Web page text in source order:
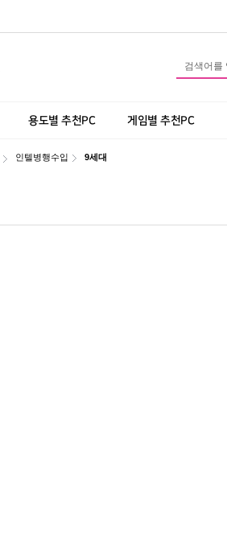
용도별 추천PC 게임별 추천PC
인텔병행수입 9세대